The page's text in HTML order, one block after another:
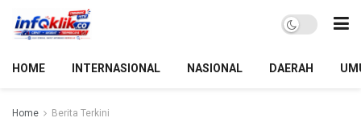
HOME INTERNASIONAL NASIONAL DAERAH
Home Berita Terkini